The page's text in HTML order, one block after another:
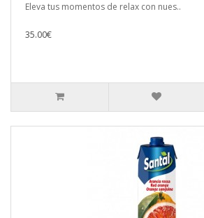
Eleva tus momentos de relax con nues..
35.00€